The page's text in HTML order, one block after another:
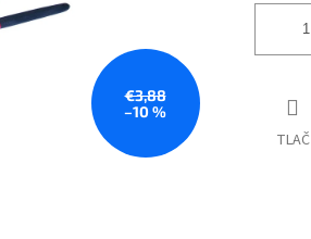
€3,88
–10 %
TLAČ